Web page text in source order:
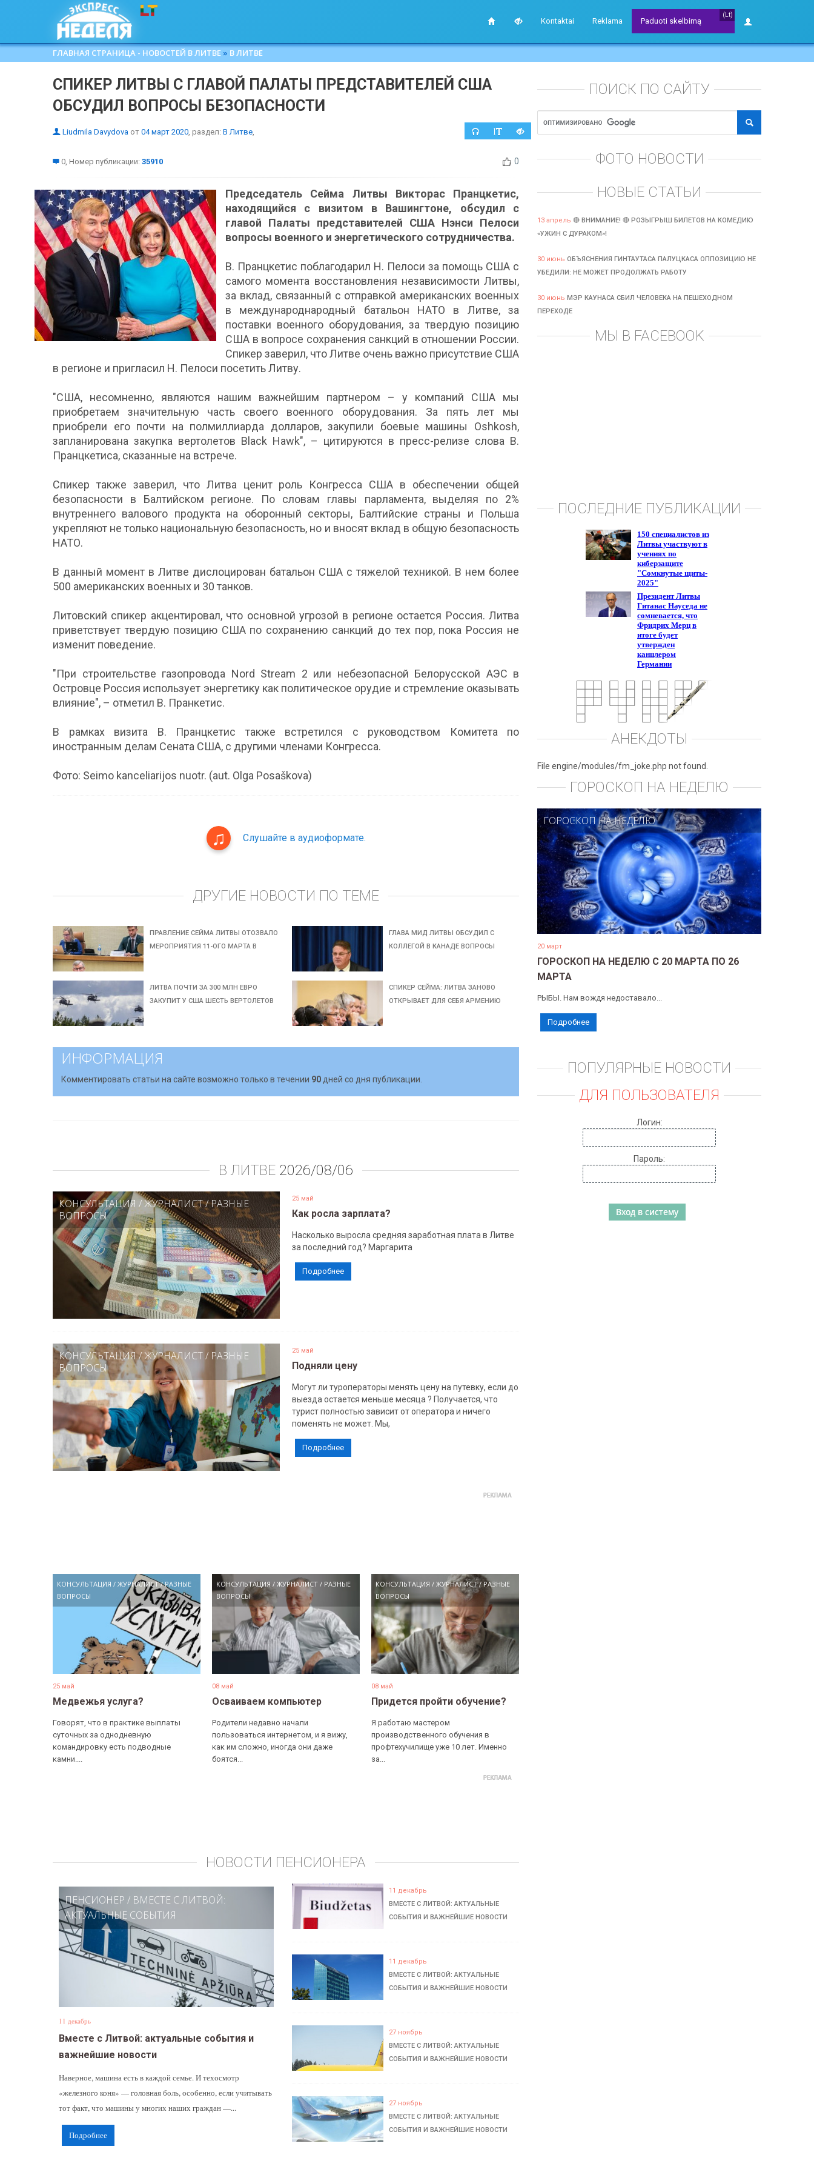
Kontaktai Reklama
(Lt)
Paduoti skelbimą
ГЛАВНАЯ СТРАНИЦА - НОВОСТЕЙ В ЛИТВЕ » В ЛИТВЕ
СПИКЕР ЛИТВЫ С ГЛАВОЙ ПАЛАТЫ ПРЕДСТАВИТЕЛЕЙ США
ОБСУДИЛ ВОПРОСЫ БЕЗОПАСНОСТИ
Liudmila Davydova от 04 март 2020, раздел: В Литве,
0, Номер публикации: 35910 0
Председатель Сейма Литвы Викторас Пранцкетис,
находящийся с визитом в Вашингтоне, обсудил с
главой Палаты представителей США Нэнси Пелоси
вопросы военного и энергетического сотрудничества.
В. Пранцкетис поблагодарил Н. Пелоси за помощь США с
самого момента восстановления независимости Литвы,
за вклад, связанный с отправкой американских военных
в международнародный батальон НАТО в Литве, за
поставки военного оборудования, за твердую позицию
США в вопросе сохранения санкций в отношении России.
Спикер заверил, что Литве очень важно присутствие США
в регионе и пригласил Н. Пелоси посетить Литву.
"США, несомненно, являются нашим важнейшим партнером – у компаний США мы
приобретаем значительную часть своего военного оборудования. За пять лет мы
приобрели его почти на полмиллиарда долларов, закупили боевые машины Oshkosh,
запланирована закупка вертолетов Black Hawk", – цитируются в пресс-релизе слова В.
Пранцкетиса, сказанные на встрече.
Спикер также заверил, что Литва ценит роль Конгресса США в обеспечении общей
безопасности в Балтийском регионе. По словам главы парламента, выделяя по 2%
внутреннего валового продукта на оборонный секторы, Балтийские страны и Польша
укрепляют не только национальную безопасность, но и вносят вклад в общую безопасность
НАТО.
В данный момент в Литве дислоцирован батальон США с тяжелой техникой. В нем более
500 американских военных и 30 танков.
Литовский спикер акцентировал, что основной угрозой в регионе остается Россия. Литва
приветствует твердую позицию США по сохранению санкций до тех пор, пока Россия не
изменит поведение.
"При строительстве газопровода Nord Stream 2 или небезопасной Белорусской АЭС в
Островце Россия использует энергетику как политическое орудие и стремление оказывать
влияние", – отметил В. Пранкетис.
В рамках визита В. Пранцкетис также встретился с руководством Комитета по
иностранным делам Сената США, с другими членами Конгресса.
Фото: Seimo kanceliarijos nuotr. (aut. Olga Posaškova)
Слушайте в аудиоформате.
ДРУГИЕ НОВОСТИ ПО ТЕМЕ
ПРАВЛЕНИЕ СЕЙМА ЛИТВЫ ОТОЗВАЛО
МЕРОПРИЯТИЯ 11-ОГО МАРТА В
ГЛАВА МИД ЛИТВЫ ОБСУДИЛ С
КОЛЛЕГОЙ В КАНАДЕ ВОПРОСЫ
ЛИТВА ПОЧТИ ЗА 300 МЛН ЕВРО
ЗАКУПИТ У США ШЕСТЬ ВЕРТОЛЕТОВ
СПИКЕР CЕЙМА: ЛИТВА ЗАНОВО
ОТКРЫВАЕТ ДЛЯ СЕБЯ АРМЕНИЮ
ИНФОРМАЦИЯ
Комментировать статьи на сайте возможно только в течении 90 дней со дня публикации.
В ЛИТВЕ 2026/08/06
КОНСУЛЬТАЦИЯ /ЖУРНАЛИСТ/РАЗНЫЕ
ВОПРОСЫ
25 май
Как росла зарплата?
Насколько выросла средняя заработная плата в Литве
за последний год? Маргарита
Подробнее
КОНСУЛЬТАЦИЯ/ЖУРНАЛИСТ/ РАЗНЫЕ
ВОПРОСЫ
25 май
Подняли цену
Могут ли туроператоры менять цену на путевку, если до
выезда остается меньше месяца ? Получается, что
турист полностью зависит от оператора и ничего
поменять не может. Мы,
Подробнее
КОНСУЛЬТАЦИЯ / ЖУРНАЛИСТ/РАЗНЫЕ
ВОПРОСЫ
25 май
Медвежья услуга?
Говорят, что в практике выплаты
суточных за однодневную
командировку есть подводные
камни....
КОНСУЛЬТАЦИЯ /ЖУРНАЛИСТ / РАЗНЫЕ
ВОПРОСЫ
08 май
Осваиваем компьютер
Родители недавно начали
пользоваться интернетом, и я вижу,
как им сложно, иногда они даже
боятся...
КОНСУЛЬТАЦИЯ /ЖУРНАЛИСТ/ РАЗНЫЕ
ВОПРОСЫ
08 май
Придется пройти обучение?
Я работаю мастером
производственного обучения в
профтехучилище уже 10 лет. Именно
за...
НОВОСТИ ПЕНСИОНЕРА
ПЕНСИОНЕР / ВМЕСТЕ С ЛИТВОЙ:
АКТУАЛЬНЫЕ СОБЫТИЯ
11 декабрь
Вместе с Литвой: актуальные события и
важнейшие новости
Наверное, машина есть в каждой семье. И техосмотр
«железного коня» — головная боль, особенно, если учитывать
тот факт, что машины у многих наших граждан —...
Подробнее
11 декабрь
ВМЕСТЕ С ЛИТВОЙ: АКТУАЛЬНЫЕ
СОБЫТИЯ И ВАЖНЕЙШИЕ НОВОСТИ
11 декабрь
ВМЕСТЕ С ЛИТВОЙ: АКТУАЛЬНЫЕ
СОБЫТИЯ И ВАЖНЕЙШИЕ НОВОСТИ
27 ноябрь
ВМЕСТЕ С ЛИТВОЙ: АКТУАЛЬНЫЕ
СОБЫТИЯ И ВАЖНЕЙШИЕ НОВОСТИ
27 ноябрь
ВМЕСТЕ С ЛИТВОЙ: АКТУАЛЬНЫЕ
СОБЫТИЯ И ВАЖНЕЙШИЕ НОВОСТИ
ПОИСК ПО САЙТУ
ФОТО НОВОСТИ
НОВЫЕ СТАТЬИ
13 апрель 🔴 ВНИМАНИЕ! 🔴 РОЗЫГРЫШ БИЛЕТОВ НА КОМЕДИЮ
«УЖИН С ДУРАКОМ»!
30 июнь ОБЪЯСНЕНИЯ ГИНТАУТАСА ПАЛУЦКАСА ОППОЗИЦИЮ НЕ
УБЕДИЛИ: НЕ МОЖЕТ ПРОДОЛЖАТЬ РАБОТУ
30 июнь МЭР КАУНАСА СБИЛ ЧЕЛОВЕКА НА ПЕШЕХОДНОМ
ПЕРЕХОДЕ
МЫ В FACEBOOK
ПОСЛЕДНИЕ ПУБЛИКАЦИИ
АНЕКДОТЫ
File engine/modules/fm_joke.php not found.
ГОРОСКОП НА НЕДЕЛЮ
ГОРОСКОП НА НЕДЕЛЮ
20 март
ГОРОСКОП НА НЕДЕЛЮ С 20 МАРТА ПО 26
МАРТА
РЫБЫ. Нам вождя недоставало...
Подробнее
ПОПУЛЯРНЫЕ НОВОСТИ
ДЛЯ ПОЛЬЗОВАТЕЛЯ
Логин:
Пароль: